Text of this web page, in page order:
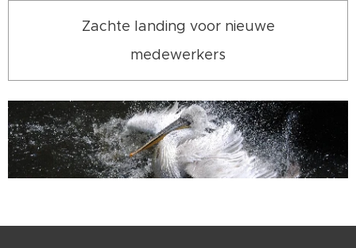
Zachte landing voor nieuwe
medewerkers